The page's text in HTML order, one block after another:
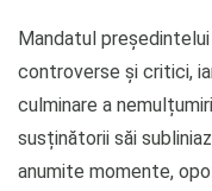
Mandatul
controverse și critici,
culminare a
susținătorii săi
anumite momente,